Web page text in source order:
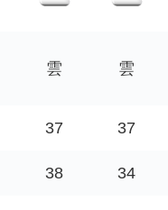
雲 雲
37 37
38 34